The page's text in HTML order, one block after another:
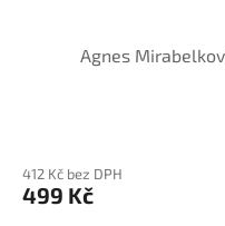
Agnes
412 Kč bez DPH
499 Kč